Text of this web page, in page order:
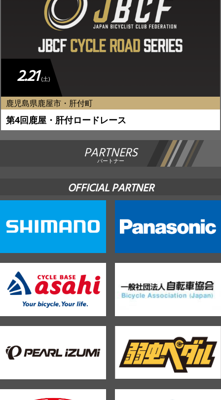
2.21 (土)
鹿児島県鹿屋市・肝付町
第4回鹿屋・肝付ロードレース
PARTNERS
パートナー
OFFICIAL PARTNER